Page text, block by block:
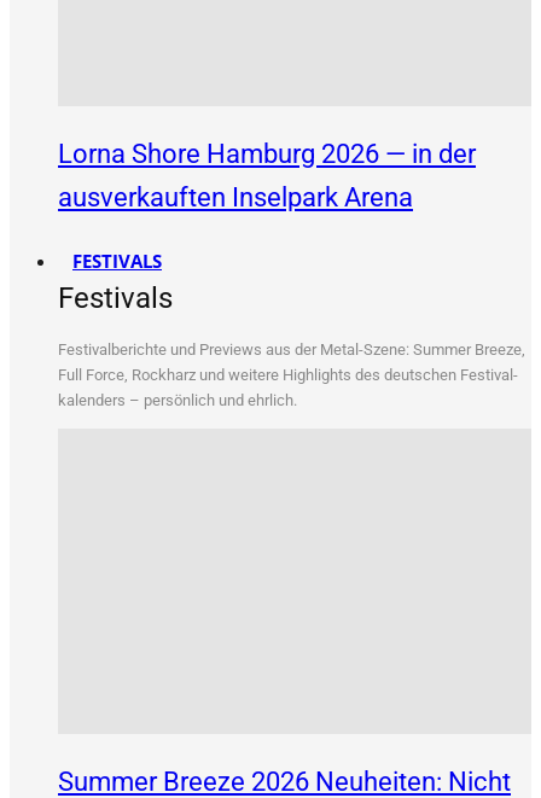
Lorna Shore Hamburg 2026 — in der
ausverkauften Inselpark Arena
FESTIVALS
Festivals
Fes­ti­val­be­rich­te und Pre­views aus der Metal-Sze­ne: Sum­mer Bree­ze,
Full Force, Rock­harz und wei­te­re High­lights des deut­schen Fes­ti­val­
ka­len­ders – per­sön­lich und ehrlich.
Summer Breeze 2026 Neuheiten: Nicht